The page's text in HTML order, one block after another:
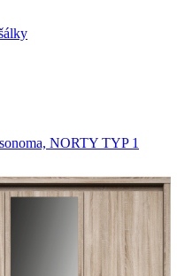
NORTY TYP 1